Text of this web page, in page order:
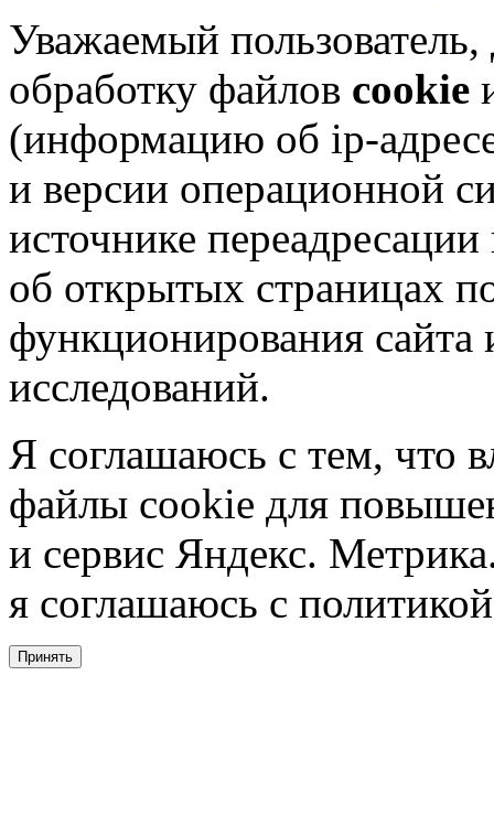
Уважаемый
обработку файлов cookie
(информацию об ip-
и версии операционной
источнике переадресации
об открытых страницах
функционирования сайта
исследований.
Я соглашаюсь с тем, что
файлы cookie для
и сервис Яндекс.
я соглашаюсь с
Принять